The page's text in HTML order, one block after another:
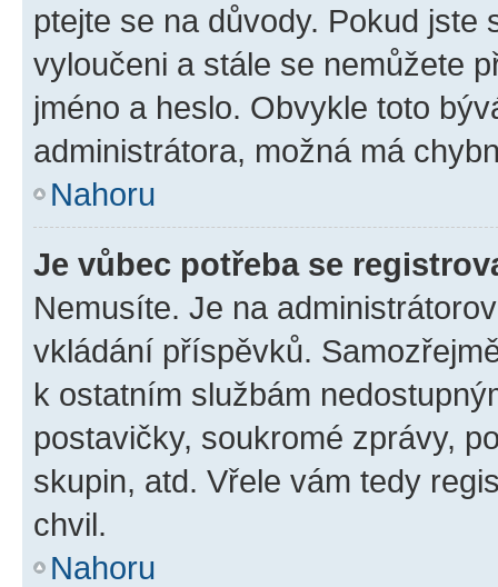
ptejte se na důvody. Pokud jste
vyloučeni a stále se nemůžete
jméno a heslo. Obvykle toto
administrátora, možná má
Nahoru
Je vůbec potřeba se
Nemusíte. Je na
vkládání příspěvků.
k ostatním službám
postavičky, soukromé zprávy,
skupin, atd. Vřele vám tedy
chvil.
Nahoru